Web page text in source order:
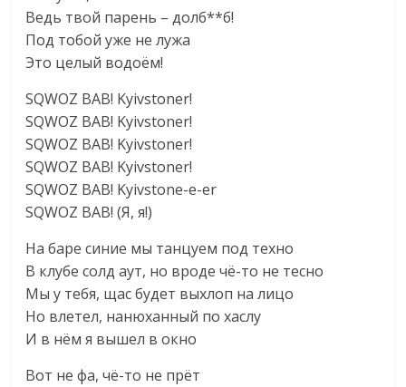
Ведь твой парень – долб**б!
Под тобой уже не лужа
Это целый водоём!
SQWOZ BAB! Kyivstoner!
SQWOZ BAB! Kyivstoner!
SQWOZ BAB! Kyivstoner!
SQWOZ BAB! Kyivstoner!
SQWOZ BAB! Kyivstone-e-er
SQWOZ BAB! (Я, я!)
На баре синие мы танцуем под техно
В клубе солд аут, но вроде чё-то не тесно
Мы у тебя, щас будет выхлоп на лицо
Но влетел, нанюханный по хаслу
И в нём я вышел в окно
Вот не фа, чё-то не прёт